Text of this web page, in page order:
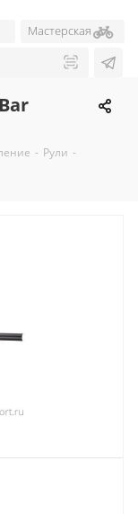
Мастерская
- Рули -